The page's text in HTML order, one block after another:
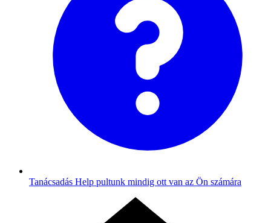
Tanácsadás Help pultunk mindig ott van az Ön számára